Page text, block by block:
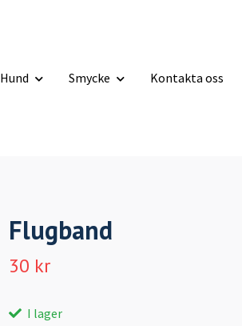
Hund Smycke Kontakta oss
Flugband
30 kr
I lager